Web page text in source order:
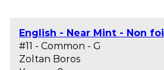
English - Near Mint - Non foil
#11 - Common - G
Zoltan Boros